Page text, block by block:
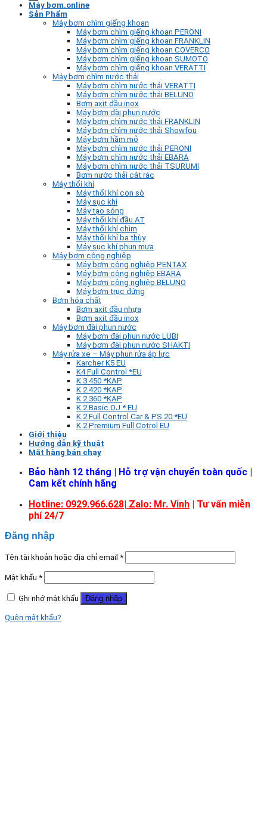
Máy bơm.online
Sản Phẩm
Máy bơm chìm giếng khoan
Máy bơm chìm giếng khoan PERONI
Máy bơm chìm giếng khoan FRANKLIN
Máy bơm chìm giếng khoan COVERCO
Máy bơm chìm giếng khoan SUMOTO
Máy bơm chìm giếng khoan VERATTI
Máy bơm chìm nước thải
Máy bơm chìm nước thải VERATTI
Máy bơm chìm nước thải BELUNO
Bơm axit đầu inox
Máy bơm đài phun nước
Máy bơm chìm nước thải FRANKLIN
Máy bơm chìm nước thải Showfou
Máy bơm hầm mỏ
Máy bơm chìm nước thải PERONI
Máy bơm chìm nước thải EBARA
Máy bơm chìm nước thải TSURUMI
Bơm nước thải cắt rác
Máy thổi khí
Máy thổi khí con sò
Máy sục khí
Máy tạo sóng
Máy thổi khí đầu AT
Máy thổi khí chìm
Máy thổi khí ba thùy
Máy sục khí phun mưa
Máy bơm công nghiệp
Máy bơm công nghiệp PENTAX
Máy bơm công nghiệp EBARA
Máy bơm công nghiệp BELUNO
Máy bơm trục đứng
Bơm hóa chất
Bơm axit đầu nhựa
Bơm axit đầu inox
Máy bơm đài phun nước
Máy bơm đài phun nước LUBI
Máy bơm đài phun nước SHAKTI
Máy rửa xe – Máy phun rửa áp lực
Karcher K5 EU
K4 Full Control *EU
K 3.450 *KAP
K 2.420 *KAP
K 2.360 *KAP
K 2 Basic OJ * EU
K 2 Full Control Car & PS 20 *EU
K 2 Premium Full Cotrol EU
Giới thiệu
Hướng dẫn kỹ thuật
Mặt hàng bán chạy
Bảo hành 12 tháng | Hỗ trợ vận chuyển toàn quốc |
Cam kết chính hãng
Hotline: 0929.966.628| Zalo: Mr. Vinh | Tư vấn miễn
phí 24/7
Đăng nhập
Tên tài khoản hoặc địa chỉ email *
Mật khẩu *
Ghi nhớ mật khẩu Đăng nhập
Quên mật khẩu?